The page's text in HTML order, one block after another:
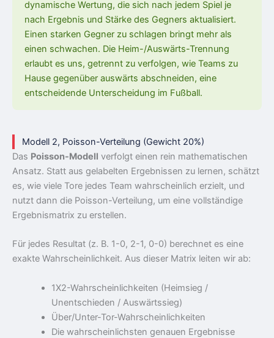
dynamische Wertung, die sich nach jedem Spiel je
nach Ergebnis und Stärke des Gegners aktualisiert.
Einen starken Gegner zu schlagen bringt mehr als
einen schwachen. Die Heim-/Auswärts-Trennung
erlaubt es uns, getrennt zu verfolgen, wie Teams zu
Hause gegenüber auswärts abschneiden, eine
entscheidende Unterscheidung im Fußball.
Modell 2, Poisson-Verteilung (Gewicht 20%)
Das Poisson-Modell verfolgt einen rein mathematischen
Ansatz. Statt aus gelabelten Ergebnissen zu lernen, schätzt
es, wie viele Tore jedes Team wahrscheinlich erzielt, und
nutzt dann die Poisson-Verteilung, um eine vollständige
Ergebnismatrix zu erstellen.
Für jedes Resultat (z. B. 1-0, 2-1, 0-0) berechnet es eine
exakte Wahrscheinlichkeit. Aus dieser Matrix leiten wir ab:
1X2-Wahrscheinlichkeiten (Heimsieg /
Unentschieden / Auswärtssieg)
Über/Unter-Tor-Wahrscheinlichkeiten
Die wahrscheinlichsten genauen Ergebnisse